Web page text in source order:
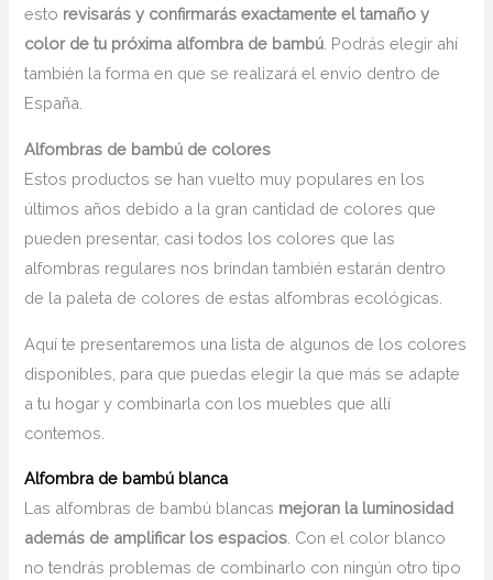
esto revisarás y confirmarás exactamente el tamaño y
color de tu próxima alfombra de bambú. Podrás elegir ahí
también la forma en que se realizará el envio dentro de
España.
Alfombras de bambú de colores
Estos productos se han vuelto muy populares en los
últimos años debido a la gran cantidad de colores que
pueden presentar, casi todos los colores que las
alfombras regulares nos brindan también estarán dentro
de la paleta de colores de estas alfombras ecológicas.
Aquí te presentaremos una lista de algunos de los colores
disponibles, para que puedas elegir la que más se adapte
a tu hogar y combinarla con los muebles que allí
contemos.
Alfombra de bambú blanca
Las alfombras de bambú blancas mejoran la luminosidad
además de amplificar los espacios . Con el color blanco
no tendrás problemas de combinarlo con ningún otro tipo